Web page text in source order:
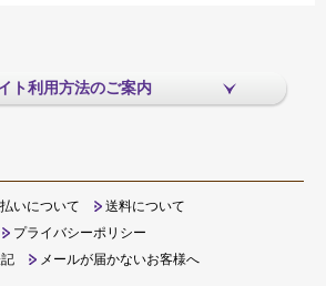
ト利用方法のご案内
いについて
送料について
プライバシーポリシー
メールが届かないお客様へ